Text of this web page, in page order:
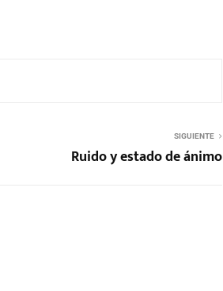
SIGUIENTE
Ruido y estado de ánimo